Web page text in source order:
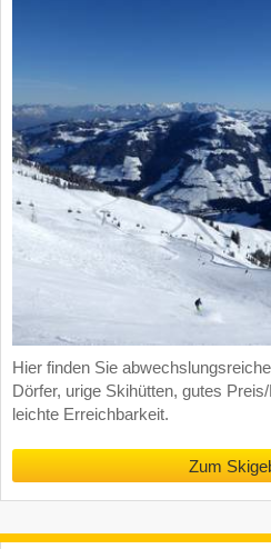
Hier finden Sie
Dörfer, urige Skihütten, gutes
leichte Erreichbarkeit.
Zum